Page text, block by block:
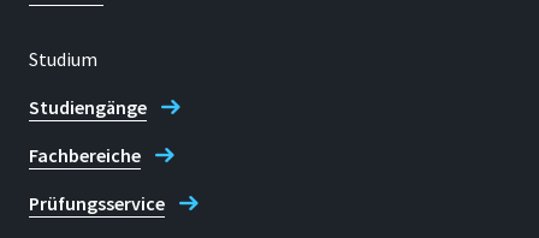
Dr. Karl Kirschner
Prof. Dr. Matthias Preller
Prof. Dr. Dirk Reith
Studium
Studiengänge
Fachbereiche
Prüfungsservice